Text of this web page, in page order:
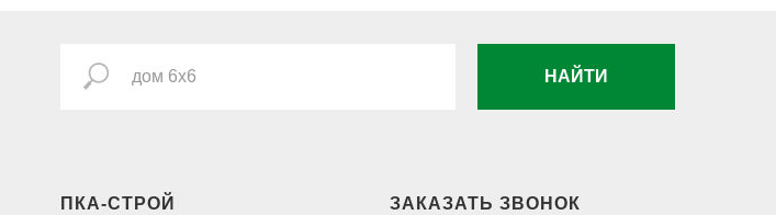
НАЙТИ
ПКА-СТРОЙ ЗАКАЗАТЬ ЗВОНОК